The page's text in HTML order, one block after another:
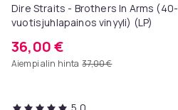
Dire Straits - Brothers In Arms (40-
vuotisjuhlapainos vinyyli) (LP)
36,00 €
Aiempi alin hinta 37,00 €
5,0